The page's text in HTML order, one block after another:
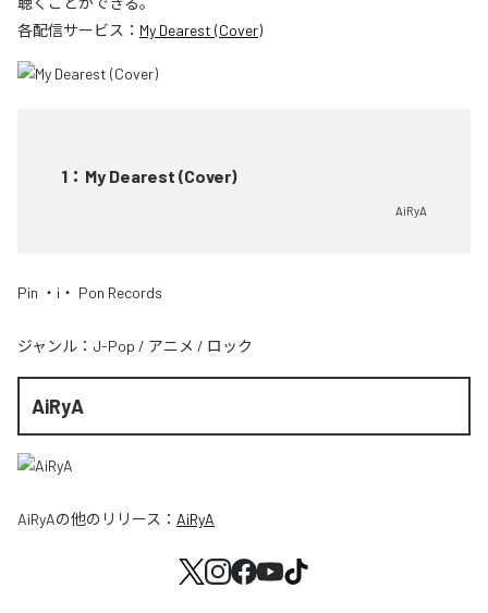
各配信サービス： My Dearest (Cover)
1 ： My Dearest (Cover)
AiRyA
Pin ・i・ Pon Records
ジャンル： J-Pop / アニメ / ロック
AiRyA
AiRyAの他のリリース： AiRyA